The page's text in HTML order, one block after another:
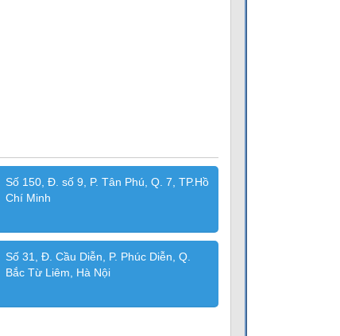
Số 150, Đ. số 9, P. Tân Phú, Q. 7, TP.Hồ
Chí Minh
Số 31, Đ. Cầu Diễn, P. Phúc Diễn, Q.
Bắc Từ Liêm, Hà Nội